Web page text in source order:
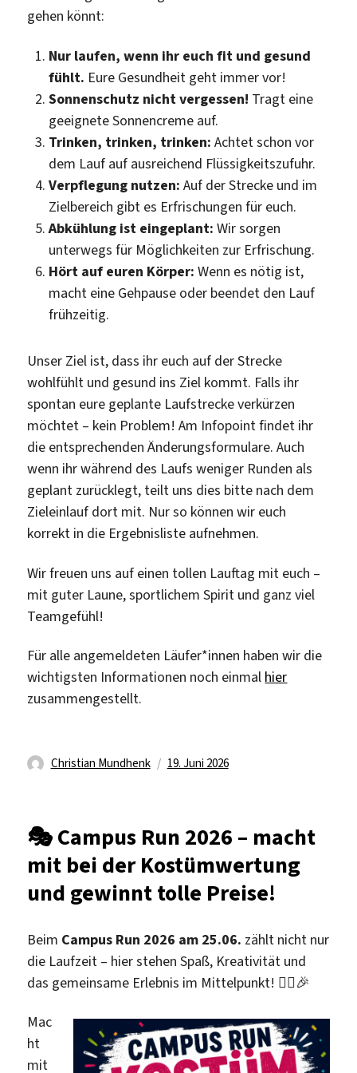
gehen könnt:
Nur laufen, wenn ihr euch fit und gesund
fühlt. Eure Gesundheit geht immer vor!
Sonnenschutz nicht vergessen! Tragt eine
geeignete Sonnencreme auf.
Trinken, trinken, trinken: Achtet schon vor
dem Lauf auf ausreichend Flüssigkeitszufuhr.
Verpflegung nutzen: Auf der Strecke und im
Zielbereich gibt es Erfrischungen für euch.
Abkühlung ist eingeplant: Wir sorgen
unterwegs für Möglichkeiten zur Erfrischung.
Hört auf euren Körper: Wenn es nötig ist,
macht eine Gehpause oder beendet den Lauf
frühzeitig.
Unser Ziel ist, dass ihr euch auf der Strecke
wohlfühlt und gesund ins Ziel kommt. Falls ihr
spontan eure geplante Laufstrecke verkürzen
möchtet – kein Problem! Am Infopoint findet ihr
die entsprechenden Änderungsformulare. Auch
wenn ihr während des Laufs weniger Runden als
geplant zurücklegt, teilt uns dies bitte nach dem
Zieleinlauf dort mit. Nur so können wir euch
korrekt in die Ergebnisliste aufnehmen.
Wir freuen uns auf einen tollen Lauftag mit euch –
mit guter Laune, sportlichem Spirit und ganz viel
Teamgefühl!
Für alle angemeldeten Läufer*innen haben wir die
wichtigsten Informationen noch einmal hier
zusammengestellt.
Autor
Christian Mundhenk
Veröffentlicht
19. Juni 2026
🎭 Campus Run 2026 – macht
mit bei der Kostümwertung
und gewinnt tolle Preise!
Beim Campus Run 2026 am 25.06. zählt nicht nur
die Laufzeit – hier stehen Spaß, Kreativität und
das gemeinsame Erlebnis im Mittelpunkt! 🏃‍♀️🎉
Mac
ht
mit